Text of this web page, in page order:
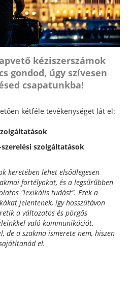
kéziszerszámok
gondod, úgy szívesen
csapatunkba!
kétféle tevékenységet lát el:
szolgáltatások
keretében lehet elsődlegesen
fortélyokat, és a legsűrűbben
"lexikális tudást". Ezek a
jelentenek, így hosszútávon
a változatos és pörgős
való kommunikációt.
de a szakma ismerete nem, hiszen
el.